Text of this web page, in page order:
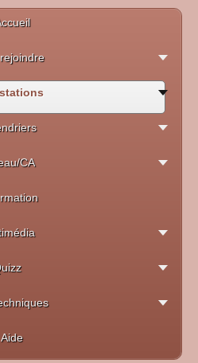
CA
Aide